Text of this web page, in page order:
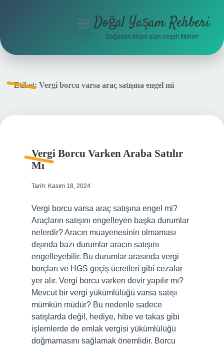
menüyüDoğal Yaşam Rehberi
Doğadan ilham alan neşeli fikirler!
Etiket: Vergi borcu varsa araç satışına engel mi
Vergi Borcu Varken Araba Satılır
Mı
Tarih: Kasım 18, 2024
Vergi borcu varsa araç satışına engel mi?
Araçların satışını engelleyen başka durumlar
nelerdir? Aracın muayenesinin olmaması
dışında bazı durumlar aracın satışını
engelleyebilir. Bu durumlar arasında vergi
borçları ve HGS geçiş ücretleri gibi cezalar
yer alır. Vergi borcu varken devir yapılır mı?
Mevcut bir vergi yükümlülüğü varsa satışı
mümkün müdür? Bu nedenle sadece
satışlarda değil, hediye, hibe ve takas gibi
işlemlerde de emlak vergisi yükümlülüğü
doğmamasını sağlamak önemlidir. Borcu